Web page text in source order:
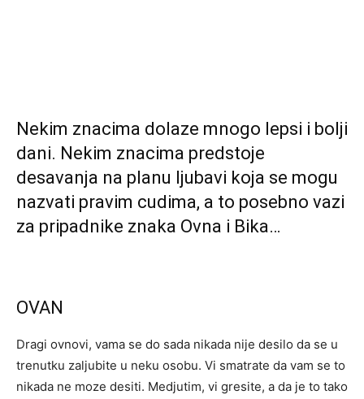
Nekim znacima dolaze mnogo lepsi i bolji
dani. Nekim znacima predstoje
desavanja na planu ljubavi koja se mogu
nazvati pravim cudima, a to posebno vazi
za pripadnike znaka Ovna i Bika…
OVAN
Dragi ovnovi, vama se do sada nikada nije desilo da se u
trenutku zaljubite u neku osobu. Vi smatrate da vam se to
nikada ne moze desiti. Medjutim, vi gresite, a da je to tako